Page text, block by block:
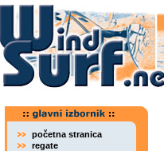
početna stranica
regate